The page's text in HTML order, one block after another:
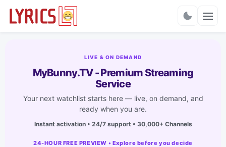
LIVE & ON DEMAND
MyBunny.TV - Premium Streaming
Service
Your next watchlist starts here — live, on demand, and
ready when you are.
Instant activation • 24/7 support • 30,000+ Channels
24-HOUR FREE PREVIEW • Explore before you decide